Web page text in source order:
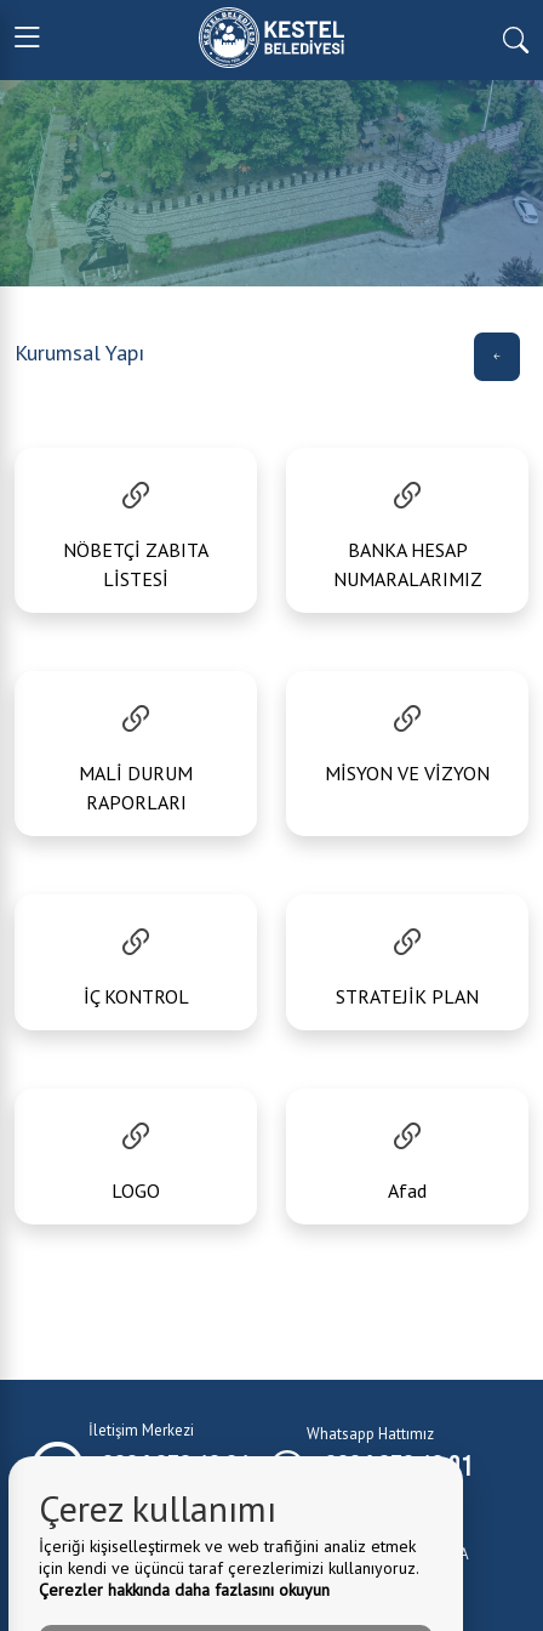
Kurumsal Yapı
NÖBETÇİ ZABITA
LİSTESİ
BANKA HESAP
NUMARALARIMIZ
MALİ DURUM
RAPORLARI
MİSYON VE VİZYON
İÇ KONTROL STRATEJİK PLAN
LOGO Afad
İletişim Merkezi
0224 372 10 01
Whatsapp Hattımız
0224 372 10 01
E-Mail: belediye@kestel.bel.tr
Belediye Adresi:Kale Mah. Cuma Cad. No:1 Kestel \ BURSA
Fax:0224 372 81 82
Çerez kullanımı
İçeriği kişiselleştirmek ve web trafiğini analiz etmek
için kendi ve üçüncü taraf çerezlerimizi kullanıyoruz.
Çerezler hakkında daha fazlasını okuyun